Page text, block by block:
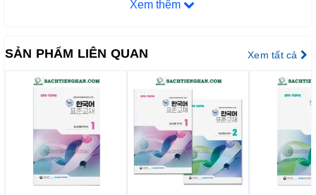
Xem thêm
SẢN PHẨM LIÊN QUAN Xem tất cả